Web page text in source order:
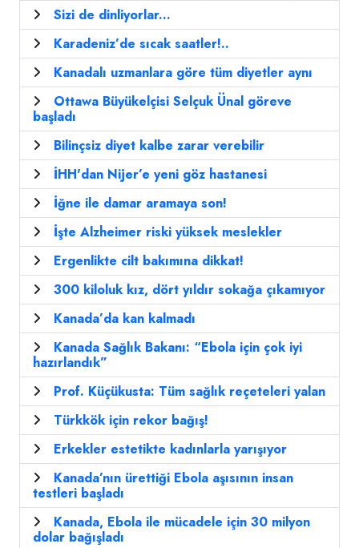
Sizi de dinliyorlar...
Karadeniz’de sıcak saatler!..
Kanadalı uzmanlara göre tüm diyetler aynı
Ottawa Büyükelçisi Selçuk Ünal göreve
başladı
Bilinçsiz diyet kalbe zarar verebilir
İHH'dan Nijer’e yeni göz hastanesi
İğne ile damar aramaya son!
İşte Alzheimer riski yüksek meslekler
Ergenlikte cilt bakımına dikkat!
300 kiloluk kız, dört yıldır sokağa çıkamıyor
Kanada’da kan kalmadı
Kanada Sağlık Bakanı: “Ebola için çok iyi
hazırlandık”
Prof. Küçükusta: Tüm sağlık reçeteleri yalan
Türkkök için rekor bağış!
Erkekler estetikte kadınlarla yarışıyor
Kanada’nın ürettiği Ebola aşısının insan
testleri başladı
Kanada, Ebola ile mücadele için 30 milyon
dolar bağışladı